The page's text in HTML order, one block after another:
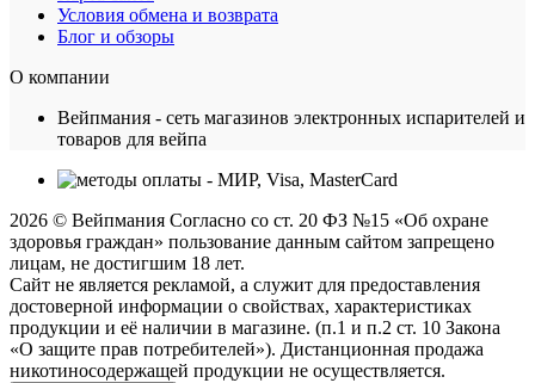
Условия обмена и возврата
Блог и обзоры
О компании
Вейпмания - сеть магазинов электронных испарителей и
товаров для вейпа
2026 © Вейпмания Согласно со ст. 20 ФЗ №15 «Об охране
здоровья граждан» пользование данным сайтом запрещено
лицам, не достигшим 18 лет.
Сайт не является рекламой, а служит для предоставления
достоверной информации о свойствах, характеристиках
продукции и её наличии в магазине. (п.1 и п.2 ст. 10 Закона
«О защите прав потребителей»). Дистанционная продажа
никотиносодержащей продукции не осуществляется.